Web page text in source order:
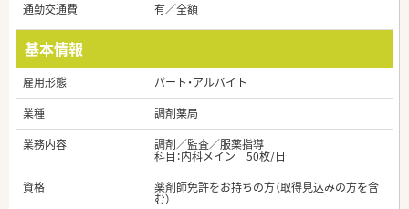
通勤交通費
有／全額
基本情報
雇用形態
パート・アルバイト
業種
調剤薬局
業務内容
調剤／監査／服薬指導
科目：内科メイン 50枚/日
資格
薬剤師免許をお持ちの方（取得見込みの方を含
む）